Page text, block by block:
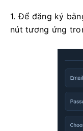
1. Để đăng ký
nút tương ứng